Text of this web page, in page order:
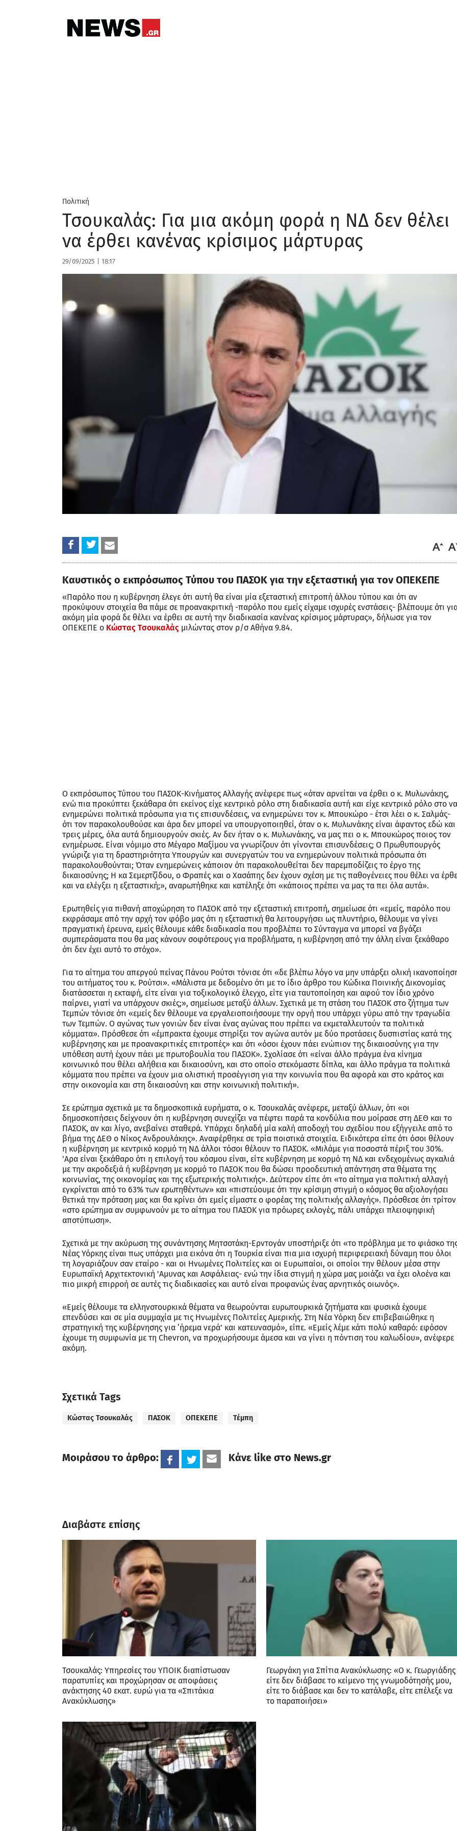
Πολιτική
Τσουκαλάς: Για μια ακόμη φορά η ΝΔ δεν θέλει
να έρθει κανένας κρίσιμος μάρτυρας
29/09/2025 18:17
Καυστικός ο εκπρόσωπος Τύπου του ΠΑΣΟΚ για την εξεταστική για τον ΟΠΕΚΕΠΕ
«Παρόλο που η κυβέρνηση έλεγε ότι αυτή θα είναι μία εξεταστική επιτροπή άλλου τύπου και ότι αν
προκύψουν στοιχεία θα πάμε σε προανακριτική -παρόλο που εμείς είχαμε ισχυρές ενστάσεις- βλέπουμε ότι
ακόμη μία φορά δε θέλει να έρθει σε αυτή την διαδικασία κανένας κρίσιμος μάρτυρας», δήλωσε για τον
ΟΠΕΚΕΠΕ ο Κώστας Τσουκαλάς μιλώντας στον ρ/σ Αθήνα 9.84.
Ο εκπρόσωπος Τύπου του ΠΑΣΟΚ-Κινήματος Αλλαγής ανέφερε πως «όταν αρνείται να έρθει ο κ. Μυλωνάκης,
ενώ πια προκύπτει ξεκάθαρα ότι εκείνος είχε κεντρικό ρόλο στη διαδικασία αυτή και είχε κεντρικό ρόλο στο να
ενημερώνει πολιτικά πρόσωπα για τις επισυνδέσεις, να ενημερώνει τον κ. Μπουκώρο - έτσι λέει ο κ. Σαλμάς-
ότι τον παρακολουθούσε και άρα δεν μπορεί να υπουργοποιηθεί, όταν ο κ. Μυλωνάκης είναι άφαντος εδώ και
τρεις μέρες, όλα αυτά δημιουργούν σκιές. Αν δεν ήταν ο κ. Μυλωνάκης, να μας πει ο κ. Μπουκώρος ποιος τον
ενημέρωσε. Είναι νόμιμο στο Μέγαρο Μαξίμου να γνωρίζουν ότι γίνονται επισυνδέσεις; Ο Πρωθυπουργός
γνώριζε για τη δραστηριότητα Υπουργών και συνεργατών του να ενημερώνουν πολιτικά πρόσωπα ότι
παρακολουθούνται; Όταν ενημερώνεις κάποιον ότι παρακολουθείται δεν παρεμποδίζεις το έργο της
δικαιοσύνης; Η κα Σεμερτζίδου, ο Φραπές και ο Χασάπης δεν έχουν σχέση με τις παθογένειες που θέλει να
και να ελέγξει η εξεταστική;», αναρωτήθηκε και κατέληξε ότι «κάποιος πρέπει να μας τα πει όλα αυτά».
Ερωτηθείς για πιθανή αποχώρηση το ΠΑΣΟΚ από την εξεταστική επιτροπή, σημείωσε ότι «εμείς, παρόλο που
εκφράσαμε από την αρχή τον φόβο μας ότι η εξεταστική θα λειτουργήσει ως πλυντήριο, θέλουμε να γίνει
πραγματική έρευνα, εμείς θέλουμε κάθε διαδικασία που προβλέπει το Σύνταγμα να μπορεί να βγάζει
συμπεράσματα που θα μας κάνουν σοφότερους για προβλήματα, η κυβέρνηση από την άλλη είναι ξεκάθαρο
ότι δεν έχει αυτό το στόχο».
Για το αίτημα του απεργού πείνας Πάνου Ρούτσι τόνισε ότι «δε βλέπω λόγο να μην υπάρξει ολική
του αιτήματος του κ. Ρούτσι». «Μάλιστα με δεδομένο ότι με το ίδιο άρθρο του Κώδικα Ποινικής Δικονομίας
διατάσσεται η εκταφή, είτε είναι για τοξικολογικό έλεγχο, είτε για ταυτοποίηση και αφού τον ίδιο χρόνο
παίρνει, γιατί να υπάρχουν σκιές;», σημείωσε μεταξύ άλλων. Σχετικά με τη στάση του ΠΑΣΟΚ στο ζήτημα των
Τεμπών τόνισε ότι «εμείς δεν θέλουμε να εργαλειοποιήσουμε την οργή που υπάρχει γύρω από την τραγωδία
των Τεμπών. Ο αγώνας των γονιών δεν είναι ένας αγώνας που πρέπει να εκμεταλλευτούν τα πολιτικά
κόμματα». Πρόσθεσε ότι «έμπρακτα έχουμε στηρίξει τον αγώνα αυτόν με δύο προτάσεις δυσπιστίας κατά της
κυβέρνησης και με προανακριτικές επιτροπές» και ότι «όσοι έχουν πάει ενώπιον της δικαιοσύνης για την
υπόθεση αυτή έχουν πάει με πρωτοβουλία του ΠΑΣΟΚ». Σχολίασε ότι «είναι άλλο πράγμα ένα κίνημα
κοινωνικό που θέλει αλήθεια και δικαιοσύνη, και στο οποίο στεκόμαστε δίπλα, και άλλο πράγμα τα πολιτικά
κόμματα που πρέπει να έχουν μια ολιστική προσέγγιση για την κοινωνία που θα αφορά και στο κράτος και
στην οικονομία και στη δικαιοσύνη και στην κοινωνική πολιτική».
Σε ερώτημα σχετικά με τα δημοσκοπικά ευρήματα, ο κ. Τσουκαλάς ανέφερε, μεταξύ άλλων, ότι «οι
δημοσκοπήσεις δείχνουν ότι η κυβέρνηση συνεχίζει να πέφτει παρά τα κονδύλια που μοίρασε στη ΔΕΘ και το
ΠΑΣΟΚ, αν και λίγο, ανεβαίνει σταθερά. Υπάρχει δηλαδή μία καλή αποδοχή του σχεδίου που εξήγγειλε από το
βήμα της ΔΕΘ ο Νίκος Ανδρουλάκης». Αναφέρθηκε σε τρία ποιοτικά στοιχεία. Ειδικότερα είπε ότι όσοι θέλουν
η κυβέρνηση με κεντρικό κορμό τη ΝΔ άλλοι τόσοι θέλουν το ΠΑΣΟΚ. «Μιλάμε για ποσοστά πέριξ του 30%.
'Αρα είναι ξεκάθαρο ότι η επιλογή του κόσμου είναι, είτε κυβέρνηση με κορμό τη ΝΔ και ενδεχομένως αγκαλιά
με την ακροδεξιά ή κυβέρνηση με κορμό το ΠΑΣΟΚ που θα δώσει προοδευτική απάντηση στα θέματα της
κοινωνίας, της οικονομίας και της εξωτερικής πολιτικής». Δεύτερον είπε ότι «το αίτημα για πολιτική αλλαγή
εγκρίνεται από το 63% των ερωτηθέντων» και «πιστεύουμε ότι την κρίσιμη στιγμή ο κόσμος θα αξιολογήσει
θετικά την πρόταση μας και θα κρίνει ότι εμείς είμαστε ο φορέας της πολιτικής αλλαγής». Πρόσθεσε ότι τρίτον
«στο ερώτημα αν συμφωνούν με το αίτημα του ΠΑΣΟΚ για πρόωρες εκλογές, πάλι υπάρχει πλειοψηφική
αποτύπωση».
Σχετικά με την ακύρωση της συνάντησης Μητσοτάκη-Ερντογάν υποστήριξε ότι «το πρόβλημα με το φιάσκο
Νέας Υόρκης είναι πως υπάρχει μια εικόνα ότι η Τουρκία είναι πια μια ισχυρή περιφερειακή δύναμη που όλοι
τη λογαριάζουν σαν εταίρο - και οι Ηνωμένες Πολιτείες και οι Ευρωπαίοι, οι οποίοι την θέλουν μέσα στην
Ευρωπαϊκή Αρχιτεκτονική 'Αμυνας και Ασφάλειας- ενώ την ίδια στιγμή η χώρα μας μοιάζει να έχει ολοένα και
πιο μικρή επιρροή σε αυτές τις διαδικασίες και αυτό είναι προφανώς ένας αρνητικός οιωνός».
«Εμείς θέλουμε τα ελληνοτουρκικά θέματα να θεωρούνται ευρωτουρκικά ζητήματα και φυσικά έχουμε
επενδύσει και σε μία συμμαχία με τις Ηνωμένες Πολιτείες Αμερικής. Στη Νέα Υόρκη δεν επιβεβαιώθηκε η
στρατηγική της κυβέρνησης για ‘ήρεμα νερά' και κατευνασμό», είπε. «Εμείς λέμε κάτι πολύ καθαρό: εφόσον
έχουμε τη συμφωνία με τη Chevron, να προχωρήσουμε άμεσα και να γίνει η πόντιση του καλωδίου», ανέφερε
ακόμη.
Σχετικά Tags
Κώστας Τσουκαλάς ΠΑΣΟΚ ΟΠΕΚΕΠΕ Τέμπη
Μοιράσου το άρθρο: Κάνε like στο News.gr
Διαβάστε επίσης
Τσουκαλάς: Υπηρεσίες του ΥΠΟΙΚ διαπίστωσαν
παρατυπίες και προχώρησαν σε αποφάσεις
ανάκτησης 40 εκατ. ευρώ για τα «Σπιτάκια
Ανακύκλωσης»
Γεωργάκη για Σπίτια Ανακύκλωσης: «Ο κ. Γεωργιάδης
είτε δεν διάβασε το κείμενο της γνωμοδότησής μου,
είτε το διάβασε και δεν το κατάλαβε, είτε επέλεξε να
το παραποιήσει»